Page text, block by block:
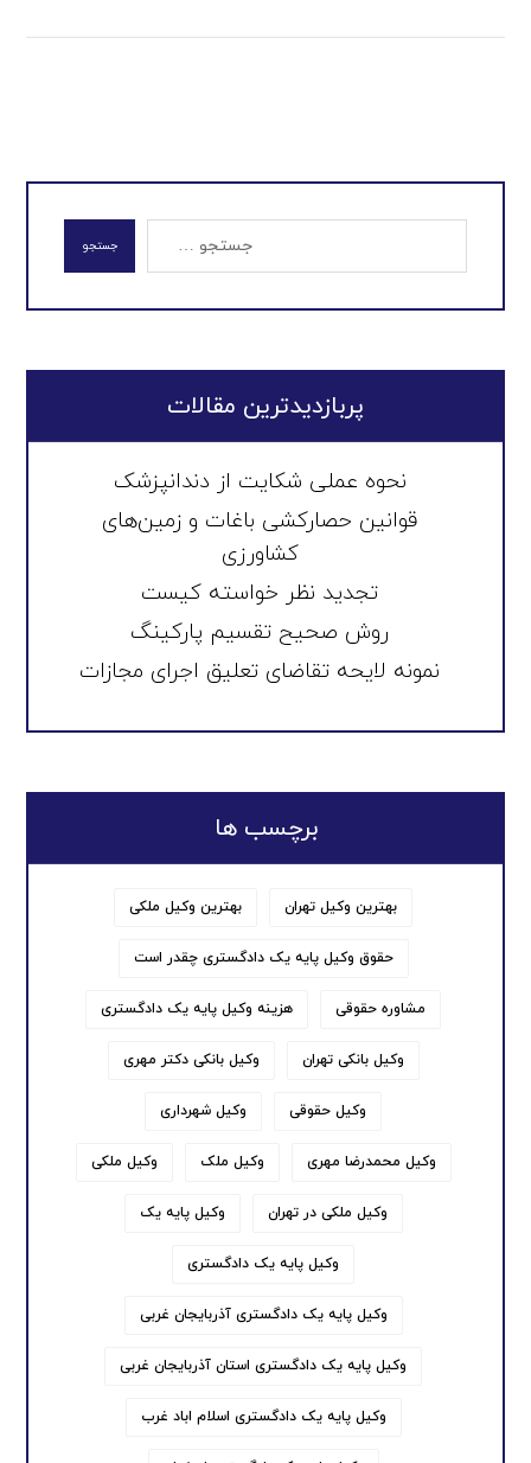
جستجو
پربازدیدترین مقالات
نحوه عملی شکایت از دندانپزشک
قوانین حصارکشی باغات و زمین‌های
کشاورزی
تجدید نظر خواسته کیست
روش صحیح تقسیم پارکینگ
نمونه لایحه تقاضای تعلیق اجرای مجازات
برچسب ها
بهترین وکیل تهران بهترین وکیل ملکی
حقوق وکیل پایه یک دادگستری چقدر است
مشاوره حقوقی هزینه وکیل پایه یک دادگستری
وکیل بانکی تهران وکیل بانکی دکتر مهری
وکیل حقوقی وکیل شهرداری
وکیل محمدرضا مهری وکیل ملک وکیل ملکی
وکیل ملکی در تهران وکیل پایه یک
وکیل پایه یک دادگستری
وکیل پایه یک دادگستری آذربایجان غربی
وکیل پایه یک دادگستری استان آذربایجان غربی
وکیل پایه یک دادگستری اسلام اباد غرب